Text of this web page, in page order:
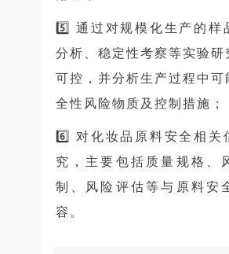
5️⃣ 通过对规模化生产的样
分析、稳定性考察等实验研
可控，并分析生产过程中可
全性风险物质及控制措施；
6️⃣ 对化妆品原料安全相关
究，主要包括质量规格、
制、风险评估等与原料安
容。